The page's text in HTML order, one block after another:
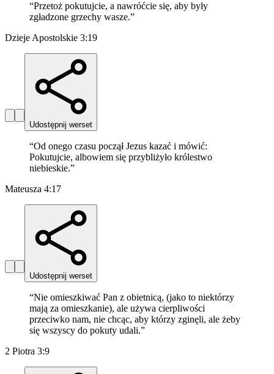
“Przetoż pokutujcie, a nawróćcie się, aby były
zgładzone grzechy wasze.”
Dzieje Apostolskie 3:19
Udostępnij werset
“Od onego czasu począł Jezus kazać i mówić:
Pokutujcie, albowiem się przybliżyło królestwo
niebieskie.”
Mateusza 4:17
Udostępnij werset
“Nie omieszkiwać Pan z obietnicą, (jako to niektórzy
mają za omieszkanie), ale używa cierpliwości
przeciwko nam, nie chcąc, aby którzy zginęli, ale żeby
się wszyscy do pokuty udali.”
2 Piotra 3:9